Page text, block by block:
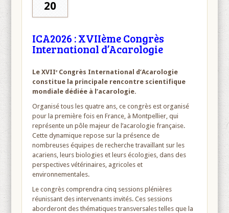
20
ICA2026 : XVIIème Congrès
International d’Acarologie
Le XVIIᵉ Congrès International d’Acarologie
constitue la principale rencontre scientifique
mondiale dédiée à l’acarologie.
Organisé tous les quatre ans, ce congrès est organisé
pour la première fois en France, à Montpellier, qui
représente un pôle majeur de l’acarologie française.
Cette dynamique repose sur la présence de
nombreuses équipes de recherche travaillant sur les
acariens, leurs biologies et leurs écologies, dans des
perspectives vétérinaires, agricoles et
environnementales.
Le congrès comprendra cinq sessions plénières
réunissant des intervenants invités. Ces sessions
aborderont des thématiques transversales telles que la